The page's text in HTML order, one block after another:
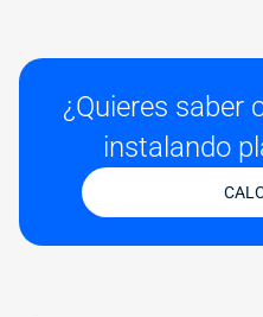
¿Quieres saber
instalando